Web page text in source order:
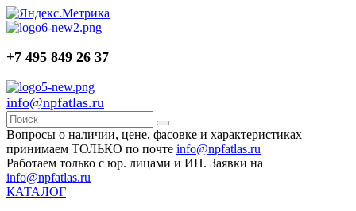
+7 495 849 26 37
info@npfatlas.ru
Вопросы о наличии, цене, фасовке и характеристиках
принимаем ТОЛЬКО по почте info@npfatlas.ru
Работаем только с юр. лицами и ИП. Заявки на
info@npfatlas.ru
КАТАЛОГ